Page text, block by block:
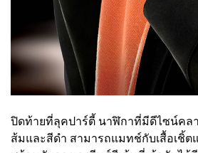
ปิดท้ายที่ลุคปาร์ตี้ นาฬิกาที่มีดีไซน์คล
ส้มและสีดำ สามารถแมทช์กับเสื้อเชิ้ต